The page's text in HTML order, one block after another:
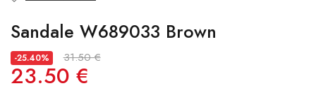
Sandale W689033 Brown
-25.40% 31.50 €
23.50 €